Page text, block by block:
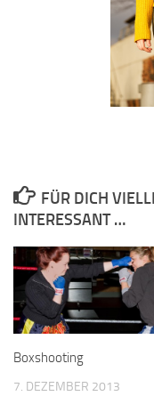
FÜR DICH
INTERESSANT …
Boxshooting
7. DEZEMBER 2013